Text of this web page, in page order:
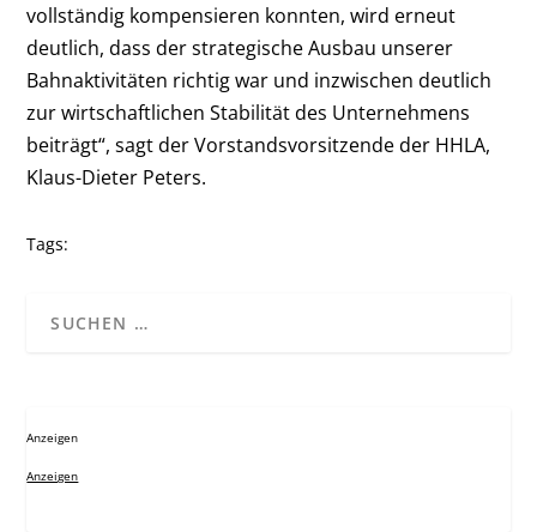
vollständig kompensieren konnten, wird erneut
deutlich, dass der strategische Ausbau unserer
Bahnaktivitäten richtig war und inzwischen deutlich
zur wirtschaftlichen Stabilität des Unternehmens
beiträgt“, sagt der Vorstandsvorsitzende der HHLA,
Klaus-Dieter Peters.
Tags:
Anzeigen
Anzeigen